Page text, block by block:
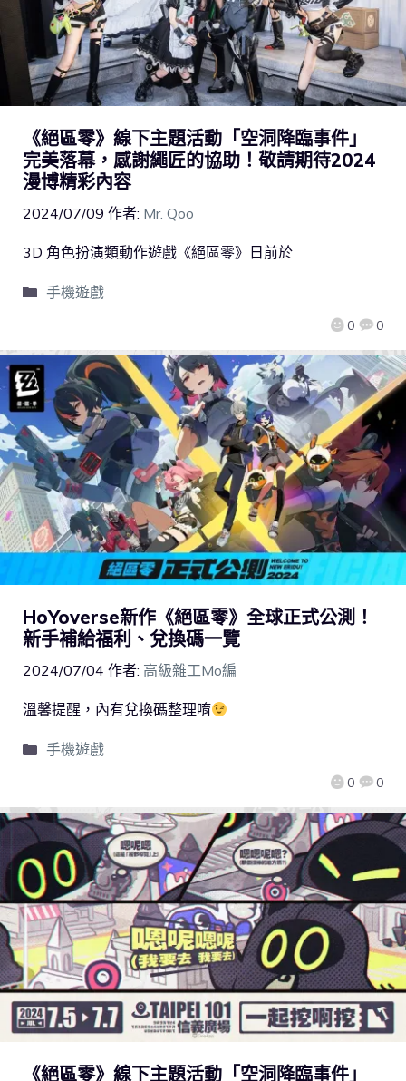
《絕區零》線下主題活動「空洞降臨事件」
完美落幕，感謝繩匠的協助！敬請期待2024
漫博精彩內容
2024/07/09 作者: Mr. Qoo
0 0
3D 角色扮演類動作遊戲《絕區零》日前於
手機遊戲
HoYoverse新作《絕區零》全球正式公測！
新手補給福利、兌換碼一覽
2024/07/04 作者: 高級雜工Mo編
0 0
溫馨提醒，內有兌換碼整理唷
手機遊戲
《絕區零》線下主題活動「空洞降臨事件」